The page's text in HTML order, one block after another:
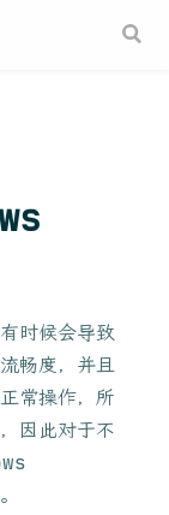
时候会导致
畅度，并且
常操作，所
因此对于不